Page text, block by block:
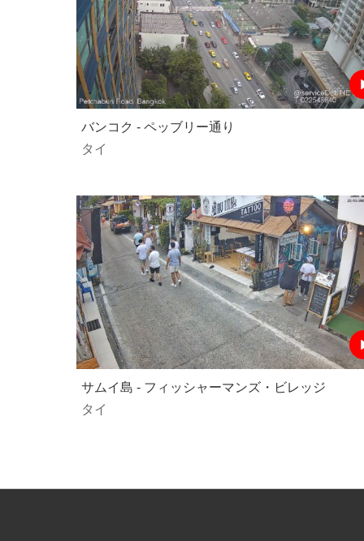
バンコク - ペッブリー通り
タイ
サムイ島 - フィッシャーマンズ・ビレッジ
タイ